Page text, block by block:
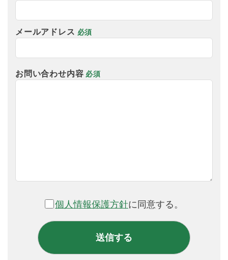
メールアドレス 必須
お問い合わせ内容 必須
個人情報保護方針に同意する。